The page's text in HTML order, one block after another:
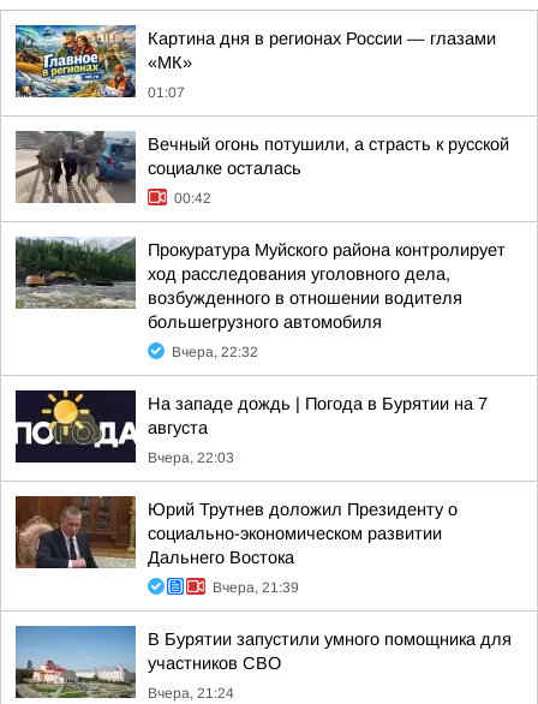
Картина дня в регионах России — глазами
«МК»
01:07
Вечный огонь потушили, а страсть к русской
социалке осталась
00:42
Прокуратура Муйского района контролирует
ход расследования уголовного дела,
возбужденного в отношении водителя
большегрузного автомобиля
Вчера, 22:32
На западе дождь | Погода в Бурятии на 7
августа
Вчера, 22:03
Юрий Трутнев доложил Президенту о
социально-экономическом развитии
Дальнего Востока
Вчера, 21:39
В Бурятии запустили умного помощника для
участников СВО
Вчера, 21:24